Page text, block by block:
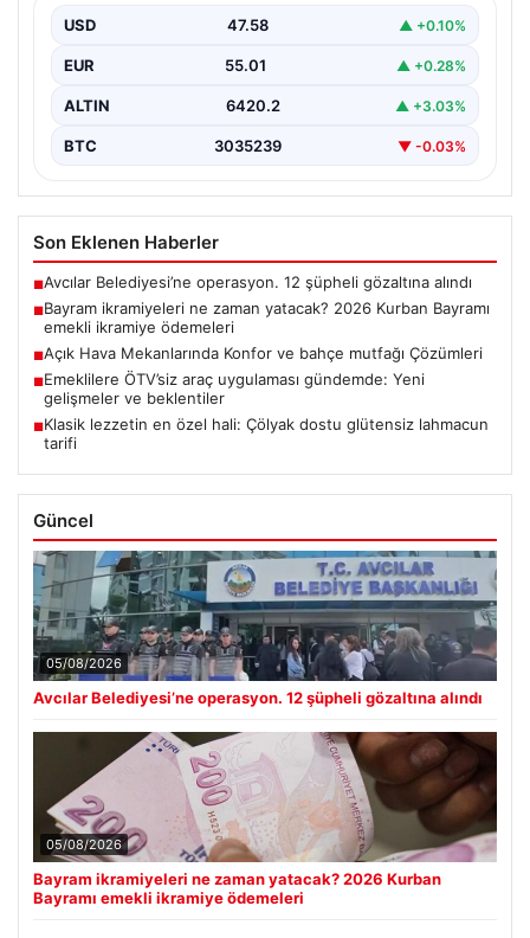
USD 47.58 ▲ +0.10%
EUR 55.01 ▲ +0.28%
ALTIN 6420.2 ▲ +3.03%
BTC 3035239 ▼ -0.03%
Son Eklenen Haberler
■Avcılar Belediyesi’ne operasyon. 12 şüpheli gözaltına alındı
■Bayram ikramiyeleri ne zaman yatacak? 2026 Kurban Bayramı
emekli ikramiye ödemeleri
■Açık Hava Mekanlarında Konfor ve bahçe mutfağı Çözümleri
■Emeklilere ÖTV’siz araç uygulaması gündemde: Yeni
gelişmeler ve beklentiler
■Klasik lezzetin en özel hali: Çölyak dostu glütensiz lahmacun
tarifi
Güncel
05/08/2026
Avcılar Belediyesi’ne operasyon. 12 şüpheli gözaltına alındı
05/08/2026
Bayram ikramiyeleri ne zaman yatacak? 2026 Kurban
Bayramı emekli ikramiye ödemeleri